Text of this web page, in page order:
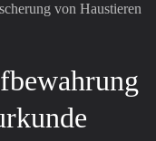
von Haustieren